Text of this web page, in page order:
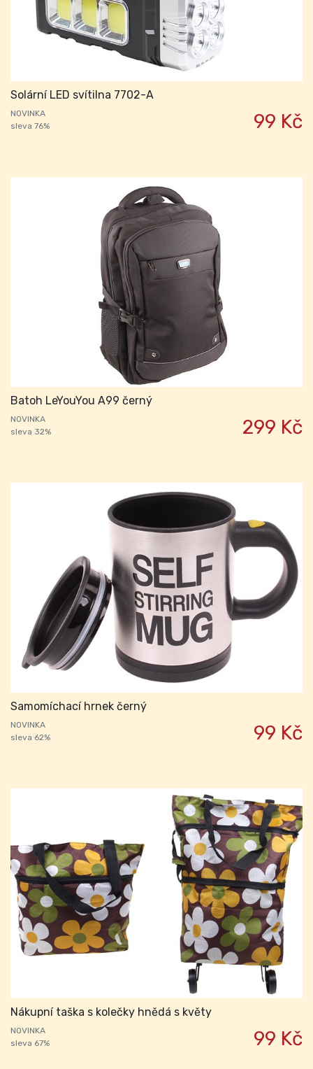
Solární LED svítilna 7702-A
NOVINKA
sleva 76%
99 Kč
Batoh LeYouYou A99 černý
NOVINKA
sleva 32%
299 Kč
Samomíchací hrnek černý
NOVINKA
sleva 62%
99 Kč
Nákupní taška s kolečky hnědá s květy
NOVINKA
sleva 67%
99 Kč